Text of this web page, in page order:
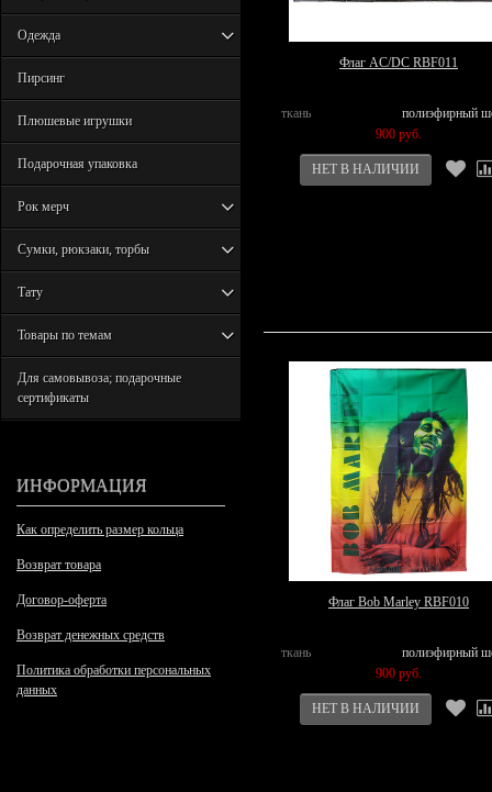
Одежда
Пирсинг
Плюшевые игрушки
Подарочная упаковка
Рок мерч
Сумки, рюкзаки, торбы
Тату
Товары по темам
Для самовывоза; подарочные
сертификаты
ИНФОРМАЦИЯ
Как определить размер кольца
Возврат товара
Договор-оферта
Возврат денежных средств
Политика обработки персональных
данных
Флаг AC/DC RBF011
ткань
полиэфирный
900 руб.
Флаг Bob Marley RBF010
ткань
полиэфирный
900 руб.